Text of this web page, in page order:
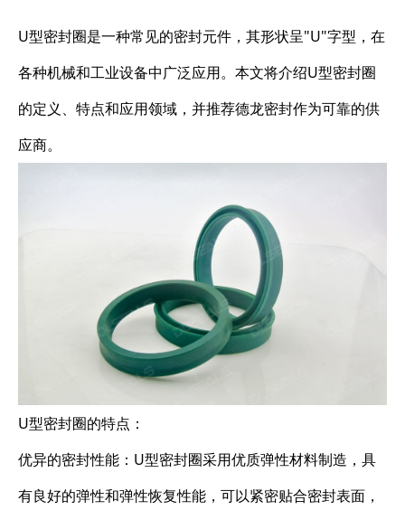
U型密封圈是一种常见的密封元件，其形状呈"U"字型，在
各种机械和工业设备中广泛应用。本文将介绍U型密封圈
的定义、特点和应用领域，并推荐德龙密封作为可靠的供
应商。
U型密封圈的特点：
优异的密封性能：U型密封圈采用优质弹性材料制造，具
有良好的弹性和弹性恢复性能，可以紧密贴合密封表面，